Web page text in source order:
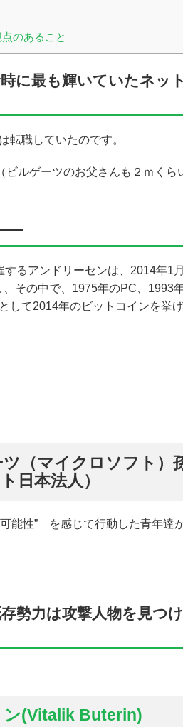
のあること
に最も輝いていたネッ
転職していたのです。
ビルゲーツのお父さんも２ｍくら
るアンドリーセンは、2014年1
、その中で、1975年のPC、1993
して2014年のビットコインを挙
（マイクロソフト）
日本法人）
能性” を感じて行動した青年達
勢力は攻撃人物を見つ
ン(Vitalik Buterin)